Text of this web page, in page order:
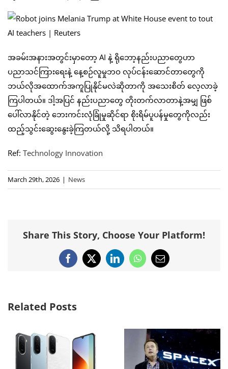
အခမ်းအနားအတွင်းမှာတော့ AI နဲ့ ရိုဘော့နည်းပညာတွေဟာ
ပညာသင်ကြားရေးနဲ့ နေ့စဉ်လူမှုဘဝ လုပ်ငန်းဆောင်တာတွေကို
ဘယ်လိုအထောက်အကူပြုနိုင်မလဲဆိုတာကို အသေးစိတ် လေ့လာခဲ့
ကြပါတယ်။ ဒါ့အပြင် နည်းပညာတွေ တိုးတက်လာတာနဲ့အမျှ ဖြစ်
ပေါ်လာနိုင်တဲ့ ဘေးကင်းလုံခြုံမှုဆိုင်ရာ စိုးရိမ်ပူပန်မှုတွေကိုလည်း
ထည့်သွင်းဆွေးနွေးခဲ့ကြတယ်လို့ သိရပါတယ်။
Ref: Technology Innovation
March 29th, 2026 | News
Share This Story, Choose Your Platform!
Facebook
X LinkedInWhatsApp
Email
Related Posts